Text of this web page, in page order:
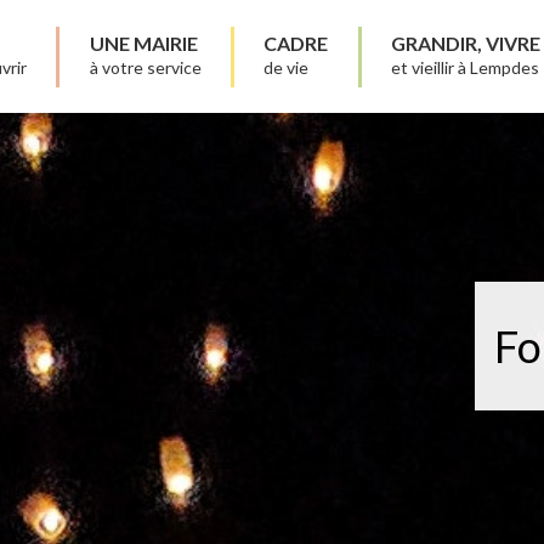
UNE MAIRIE
à votre service
CADRE
de vie
GRANDIR, VIVRE
et vieillir à Lempdes